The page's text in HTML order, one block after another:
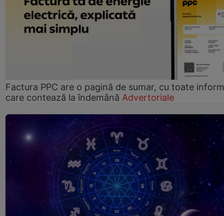
Factura PPC are o pagină de sumar, cu toate
care contează la îndemână Advertoriale